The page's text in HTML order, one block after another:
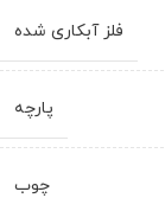
فلز آبکاری شده
پارچه
چوب